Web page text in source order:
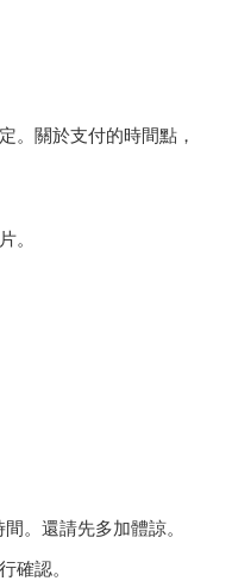
。關於支付的時間點，
。
。還請先多加體諒。
確認。